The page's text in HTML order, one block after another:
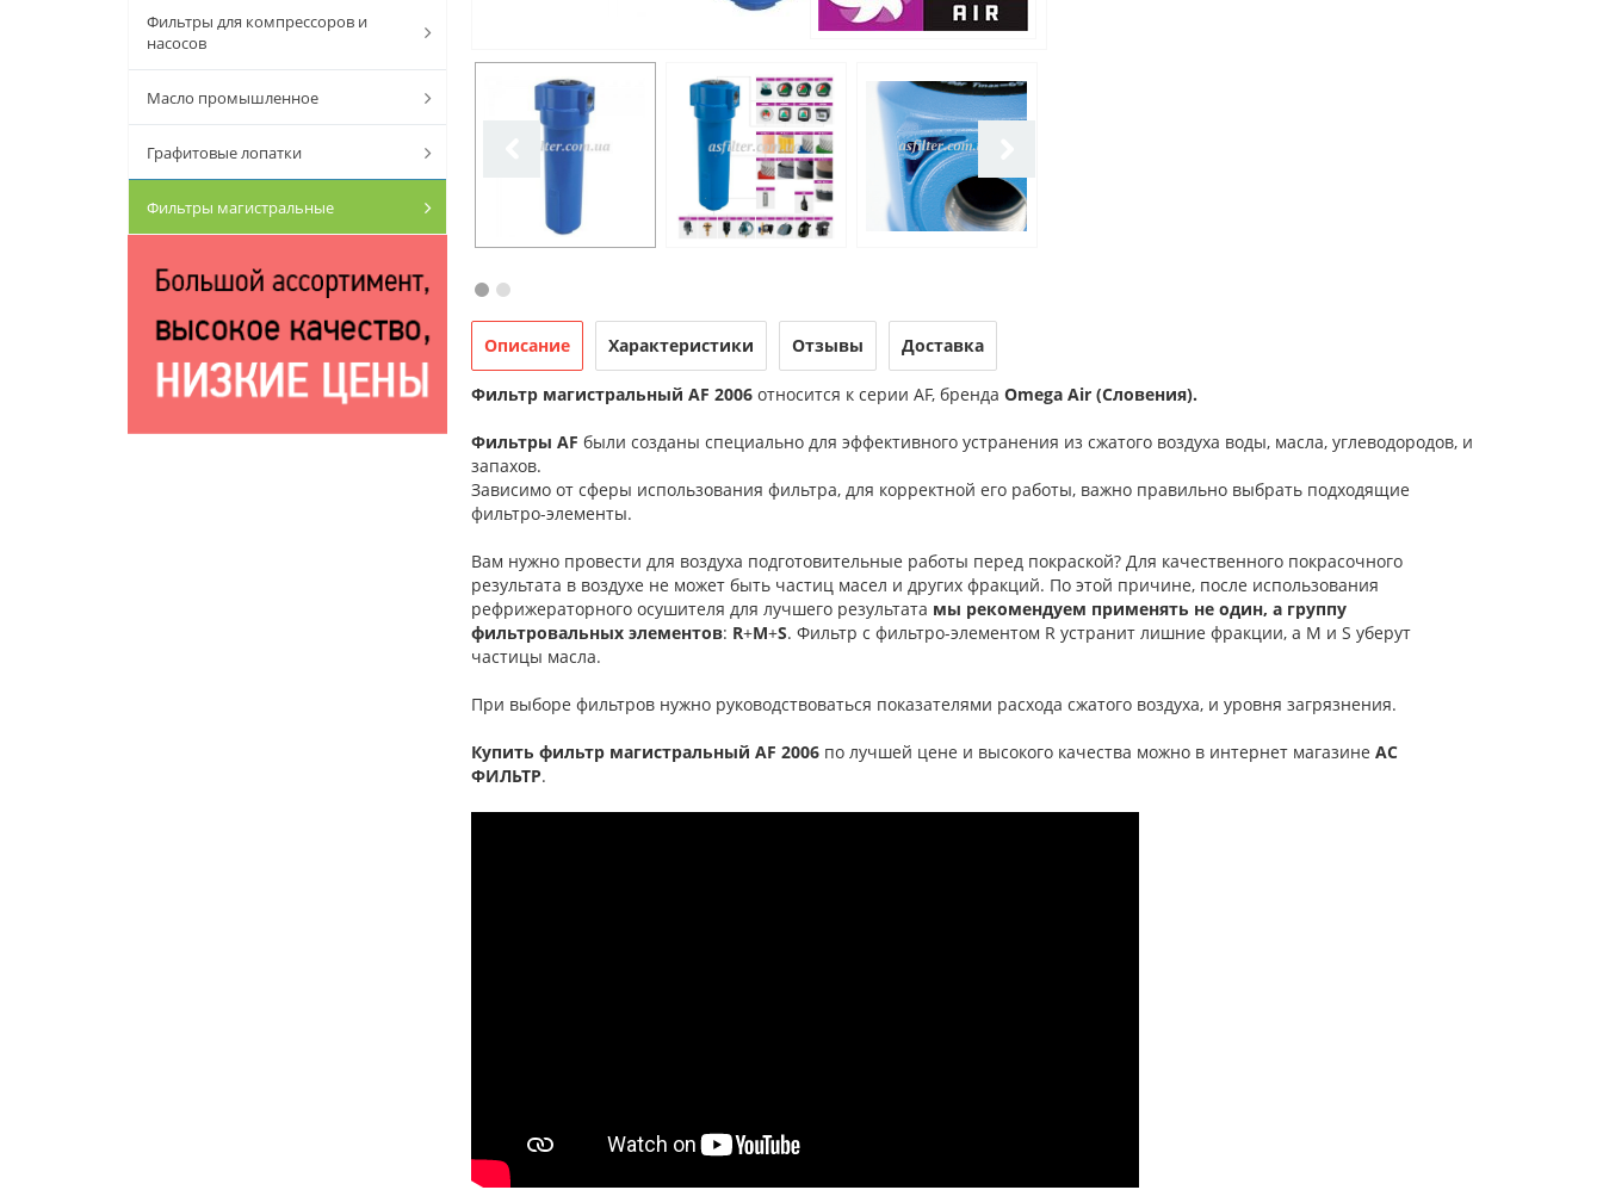
Фильтры для компрессоров и
насосов
Масло промышленное
Графитовые лопатки
Фильтры магистральные
Описание Характеристики Отзывы Доставка
Фильтр магистральный AF 2006относится к серии AF, бренда Omega Air (Словения).
Фильтры AF были созданы специально для эффективного устранения из сжатого воздуха воды, масла, углеводородов, и
запахов.
Зависимо от сферы использования фильтра, для корректной его работы, важно правильно выбрать подходящие
фильтро-элементы.
Вам нужно провести для воздуха подготовительные работы перед покраской? Для качественного покрасочного
результата в воздухе не может быть частиц масел и других фракций. По этой причине, после использования
рефрижераторного осушителя для лучшего результата мы рекомендуем применять не один, а группу
фильтровальных элементов: R+M+S. Фильтр с фильтро-элементом R устранит лишние фракции, а M и S уберут
частицы масла.
При выборе фильтров нужно руководствоваться показателями расхода сжатого воздуха, и уровня загрязнения.
Купить фильтр магистральный AF 2006 по лучшей цене и высокого качества можно в интернет магазине АС
ФИЛЬТР.